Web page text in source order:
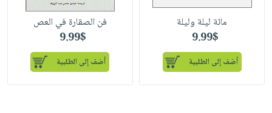
مائة ليلة وليلة
9.99$
أضف إلى الطلبية
فن الصقارة في العص
9.99$
أضف إلى الطلبية